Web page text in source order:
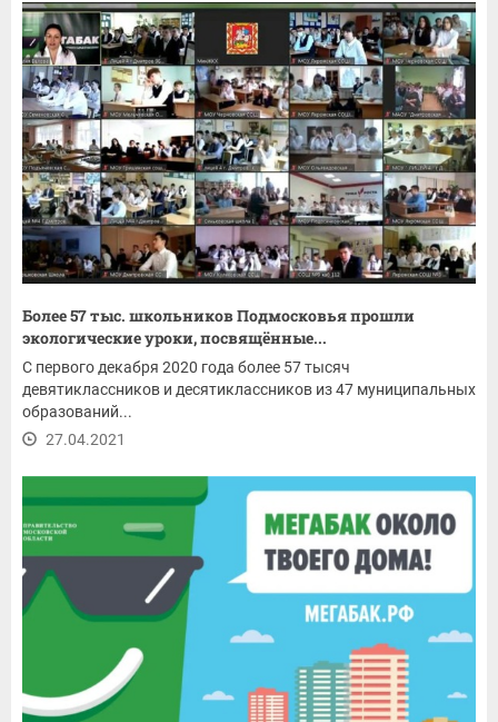
Более 57 тыс. школьников Подмосковья прошли
экологические уроки, посвящённые...
С первого декабря 2020 года более 57 тысяч
девятиклассников и десятиклассников из 47 муниципальных
образований...
27.04.2021